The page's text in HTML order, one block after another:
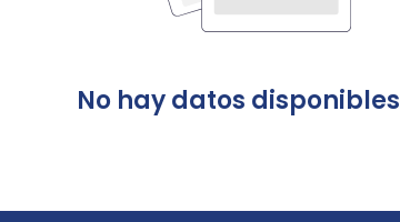
No hay datos disponibles